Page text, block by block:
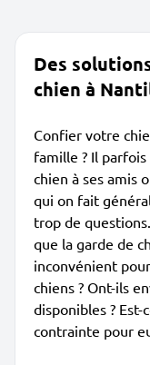
Des
chien à
Confier votre
famille ? Il
chien à ses amis
qui on fait
trop de
que la garde de
inconvénient
chiens ? Ont-ils
disponibles ?
contrainte pour